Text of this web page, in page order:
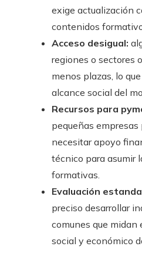
exige actualización
contenidos
Acceso desigual:
regiones o sectores
menos plazas, lo
alcance social del
Recursos para
pequeñas empresas
necesitar apoyo
técnico para asumir
formativas.
Evaluación
preciso desarrollar
comunes que midan
social y económico